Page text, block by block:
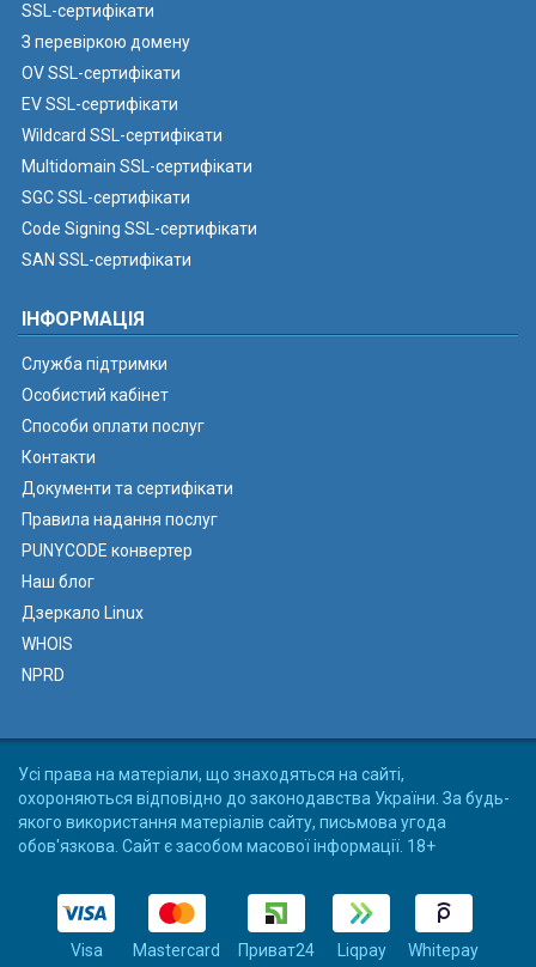
SSL-сертифікати
З перевіркою домену
OV SSL-сертифікати
EV SSL-сертифікати
Wildcard SSL-сертифікати
Multidomain SSL-сертифікати
SGC SSL-сертифікати
Code Signing SSL-сертифікати
SAN SSL-сертифікати
ІНФОРМАЦІЯ
Служба підтримки
Особистий кабінет
Способи оплати послуг
Контакти
Документи та сертифікати
Правила надання послуг
PUNYCODE конвертер
Наш блог
Дзеркало Linux
WHOIS
NPRD
Усі права на матеріали, що знаходяться на сайті,
охороняються відповідно до законодавства України. За будь-
якого використання матеріалів сайту, письмова угода
обов'язкова. Сайт є засобом масової інформації. 18+
Visa Mastercard Приват24 Liqpay Whitepay